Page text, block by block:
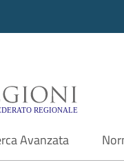
-
Avanzata